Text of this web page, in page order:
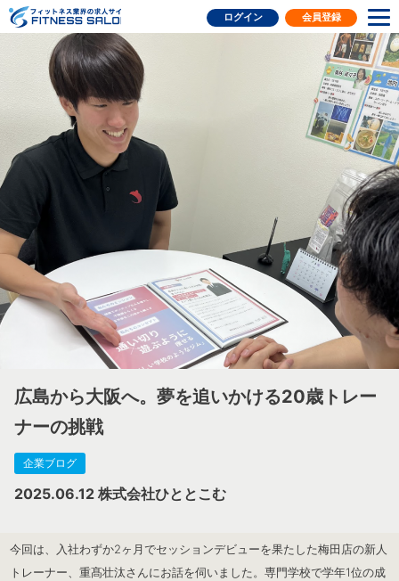
フィットネス業界の求人
ログイン 会員登録
広島から大阪へ。夢を追いかける20歳トレー
ナーの挑戦
企業ブログ
2025.06.12 株式会社ひととこむ
今回は、入社わずか2ヶ月でセッションデビューを果たした梅田店の新人
トレーナー、重髙壮汰さんにお話を伺いました。専門学校で学年1位の成